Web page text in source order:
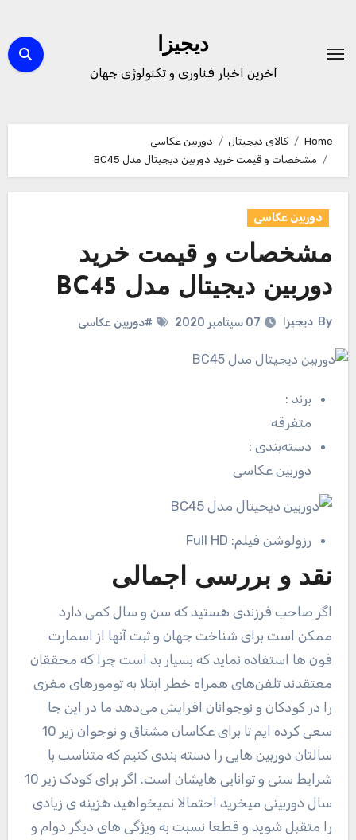
content
دیجیزا
آخرین اخبار فناوری و تکنولوژی جهان
Home کالای دیجیتال
دوربین عکاسی
مشخصات و قیمت خرید دوربین دیجیتال مدل BC45
دوربین عکاسی
مشخصات و قیمت خرید
دوربین دیجیتال مدل BC45
By دیجیزا 07 سپتامبر 2020 #دوربین عکاسی
برند:
متفرقه
دسته‌بندی:
دوربین عکاسی
رزولوشن فیلم: Full HD
نقد و بررسی اجمالی
اگر صاحب فرزندی هستید که سن و سال کمی دارد
ممکن است برای شناخت جهان و ثبت آنها از اسمارت
فون ها استفاده نماید که بسیار بد است چرا که محققان
معتقدند تلفن‌های همراه خطر ابتلا به تومورهای مغزی
را در کودکان و نوجوانان افزایش می‌دهد ما در این جا
سعی کرده ایم تا برای عکاسان مشتاق و نوجوان زیر 10
سالتان دوربین هایی را دسته بندی کنیم که متناسب با
شرایط سنی و توانایی هایشان است. اگر برای کودک زیر 10
سال دوربینی میخرید احتمالا نمیخواهید هزینه ی زیادی
را متقبل شوید و قطعا نسبت به ویژگی های دیگر دوام و